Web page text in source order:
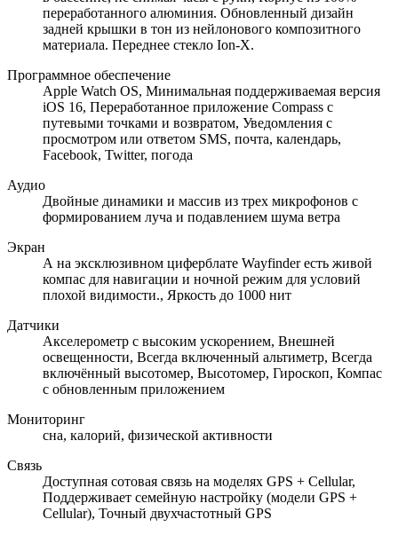
переработанного алюминия. Обновленный дизайн
задней крышки в тон из нейлонового композитного
материала. Переднее стекло Ion-X.
Программное обеспечение
Apple Watch OS, Минимальная поддерживаемая версия
iOS 16, Переработанное приложение Compass с
путевыми точками и возвратом, Уведомления с
просмотром или ответом SMS, почта, календарь,
Facebook, Twitter, погода
Аудио
Двойные динамики и массив из трех микрофонов с
формированием луча и подавлением шума ветра
Экран
А на эксклюзивном циферблате Wayfinder есть живой
компас для навигации и ночной режим для условий
плохой видимости., Яркость до 1000 нит
Датчики
Акселерометр с высоким ускорением, Внешней
освещенности, Всегда включенный альтиметр, Всегда
включённый высотомер, Высотомер, Гироскоп, Компас
с обновленным приложением
Мониторинг
сна, калорий, физической активности
Связь
Доступная сотовая связь на моделях GPS + Cellular,
Поддерживает семейную настройку (модели GPS +
Cellular), Точный двухчастотный GPS